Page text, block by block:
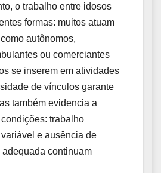
o trabalho entre idosos
formas: muitos atuam
autônomos,
ou comerciantes
se inserem em atividades
de vínculos garante
também evidencia a
trabalho
e ausência de
continuam